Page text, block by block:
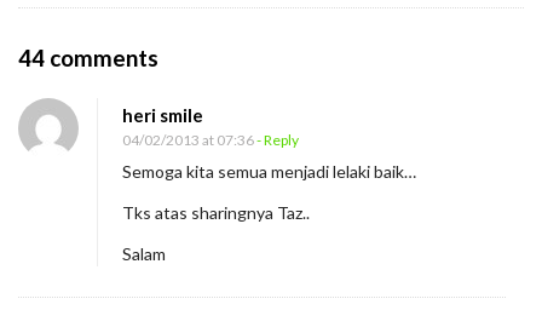
44 comments
L
a
k
heri smile
04/02/2013 at 07:36- Reply
Semoga kita semua menjadi lelaki baik…
Tks atas sharingnya Taz..
Salam